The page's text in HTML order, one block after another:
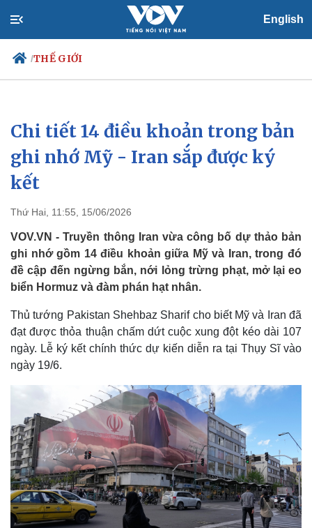
English
/THẾ GIỚI
Chính trị
Đảng
Tổ chức nhân sự
Quốc hội
Xã hội
Tin 24h
Dự báo thời tiết
Chi tiết 14 điều khoản trong bản
ghi nhớ Mỹ - Iran sắp được ký
kết
Thứ Hai, 11:55, 15/06/2026
VOV.VN - Truyền thông Iran vừa công bố dự thảo bản
ghi nhớ gồm 14 điều khoản giữa Mỹ và Iran, trong đó
đề cập đến ngừng bắn, nới lỏng trừng phạt, mở lại eo
biển Hormuz và đàm phán hạt nhân.
Thủ tướng Pakistan Shehbaz Sharif cho biết Mỹ và Iran đã
đạt được thỏa thuận chấm dứt cuộc xung đột kéo dài 107
ngày. Lễ ký kết chính thức dự kiến diễn ra tại Thụy Sĩ vào
ngày 19/6.